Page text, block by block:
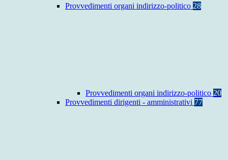
Provvedimenti organi indirizzo-politico 28
Provvedimenti organi indirizzo-politico 20
Provvedimenti dirigenti - amministrativi 77